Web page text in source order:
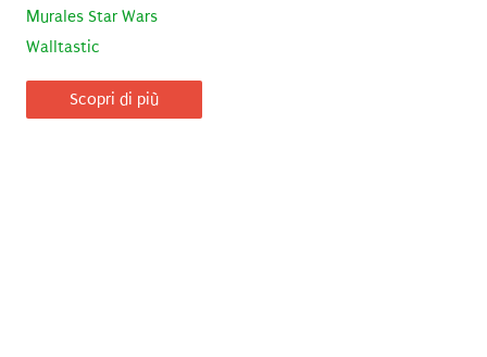
Murales Star Wars
Walltastic
Scopri di più